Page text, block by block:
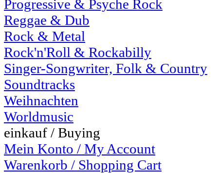
Progressive & Psyche Rock
Reggae & Dub
Rock & Metal
Rock'n'Roll & Rockabilly
Singer-Songwriter, Folk & Country
Soundtracks
Weihnachten
Worldmusic
einkauf / Buying
Mein Konto / My Account
Warenkorb / Shopping Cart